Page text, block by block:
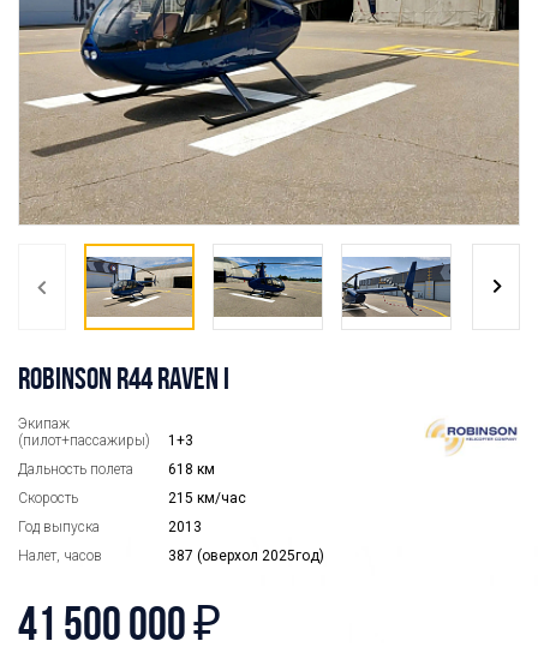
ROBINSON R44 RAVEN I
Экипаж
(пилот+пассажиры)
1+3
Дальность полета
618 км
Скорость
215 км/час
Год выпуска
2013
Налет, часов
387 (оверхол 2025год)
41 500 000 ₽